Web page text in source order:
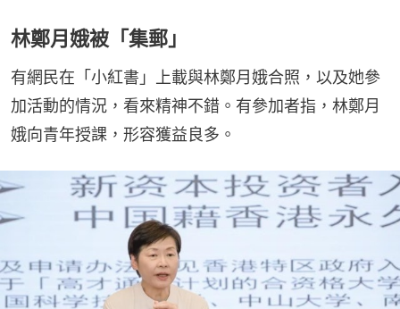
林鄭月娥被「集郵」
有網民在「小紅書」上載與林鄭月娥合照，以及她參
加活動的情況，看來精神不錯。有參加者指，林鄭月
娥向青年授課，形容獲益良多。